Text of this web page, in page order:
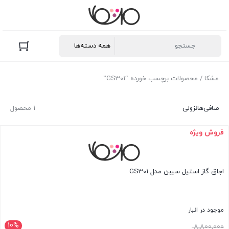
مشکا / محصولات برچسب خورده “GS301”
1 محصول صافی‌هانزولی
فروش ویژه
اجاق گاز استیل سیبن مدل GS301
موجود در انبار
10%
قیمت